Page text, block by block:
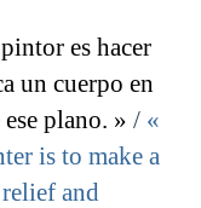
es hacer
un cuerpo en
plano. » / «
is to make a
and